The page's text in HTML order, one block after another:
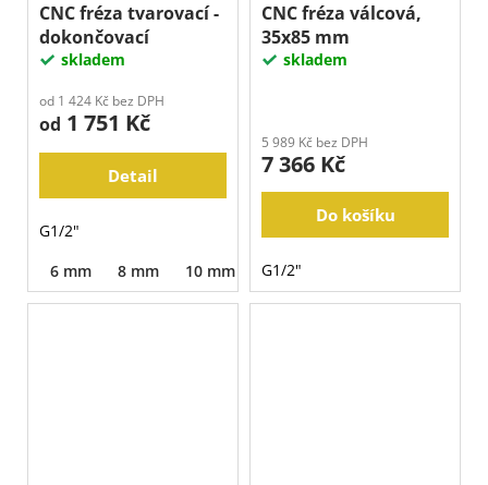
CNC fréza tvarovací -
dokončovací
skladem
od 1 424 Kč bez DPH
od 1 751 Kč
Detail
G1/2"
6 mm
8 mm 10 mm
CNC fréza válcová,
35x85 mm
skladem
5 989 Kč bez DPH
7 366 Kč
Do košíku
G1/2"